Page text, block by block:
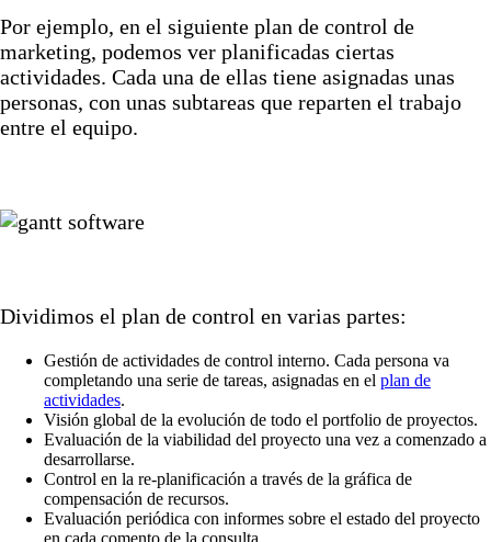
Por ejemplo, en el siguiente plan de control de
marketing, podemos ver planificadas ciertas
actividades. Cada una de ellas tiene asignadas unas
personas, con unas subtareas que reparten el trabajo
entre el equipo.
Dividimos el plan de control en varias partes:
Gestión de actividades de control interno. Cada persona va
completando una serie de tareas, asignadas en el plan de
actividades.
Visión global de la evolución de todo el portfolio de proyectos.
Evaluación de la viabilidad del proyecto una vez a comenzado a
desarrollarse.
Control en la re-planificación a través de la gráfica de
compensación de recursos.
Evaluación periódica con informes sobre el estado del proyecto
en cada comento de la consulta.